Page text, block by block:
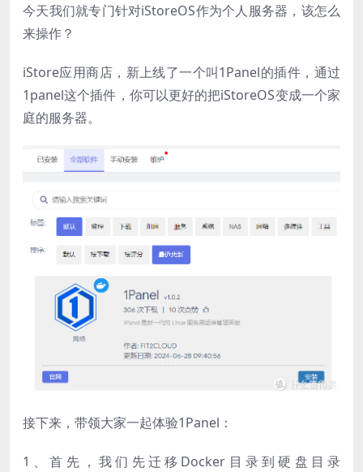
今天我们就专门针对iStoreOS作为个人服务器，该怎么
来操作？
iStore应用商店，新上线了一个叫1Panel的插件，通过
1panel这个插件，你可以更好的把iStoreOS变成一个家
庭的服务器。
接下来，带领大家一起体验1Panel：
1、首先，我们先迁移Docker目录到硬盘目录